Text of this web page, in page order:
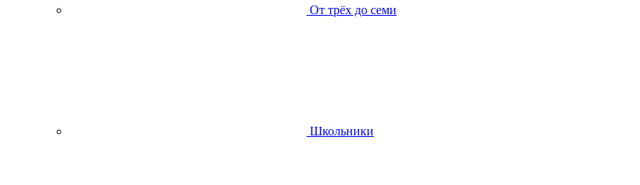
От трёх до семи
Школьники